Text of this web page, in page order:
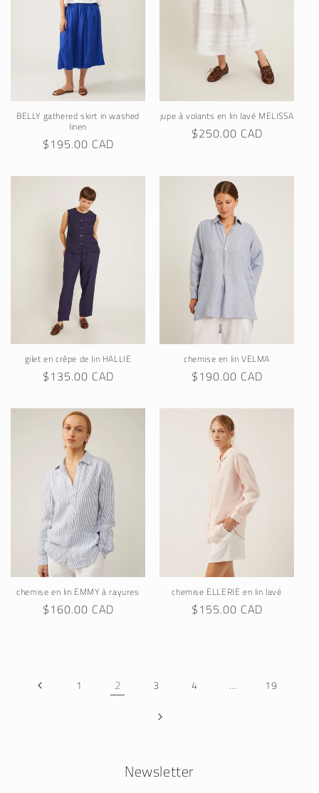
BELLY gathered skirt in washed
linen
Regular
$195.00 CAD
jupe à volants en lin lavé MELISSA
Regular
$250.00 CAD
gilet en crêpe de lin HALLIE
Regular
$135.00 CAD
chemise en lin VELMA
Regular
$190.00 CAD
chemise en lin EMMY à rayures
Regular
$160.00 CAD
chemise ELLERIE en lin lavé
Regular
$155.00 CAD
1 2 3 4 … 19
Newsletter